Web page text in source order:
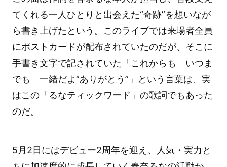
てくれる一人ひとりと出会えた“奇跡”を想いなが
ら書き上げたという。このライブでは来場者全員
にポストカードが配布されていたのだが、そこに
手書き文字で記されていた「これからも いつま
でも 一緒だよ“ありがとう”」という言葉は、実
はこの「るなティックワード」の歌詞でもあった
のだ。
5月2日にはデビュー2周年を迎え、人気・実力と